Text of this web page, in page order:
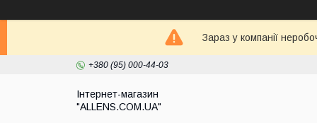
Зараз у компанії
+380 (95) 000-44-03
Інтернет-магазин
"ALLENS.COM.UA"